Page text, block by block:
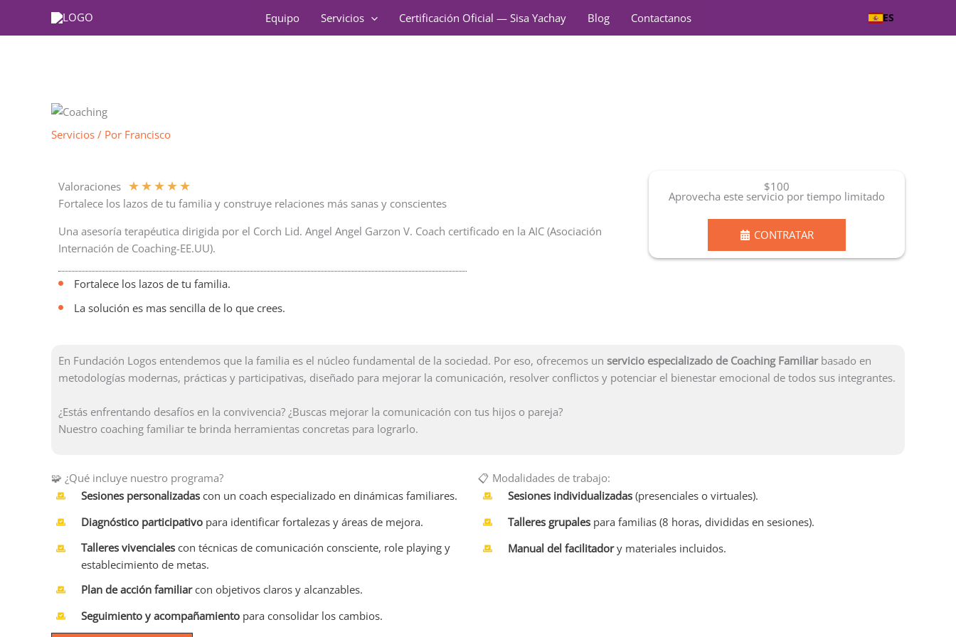
Equipo Servicios Certificación Oficial — Sisa Yachay Blog Contactanos ES
Servicios / Por Francisco
Valoraciones ★★★★★
Fortalece los lazos de tu familia y construye relaciones más sanas y conscientes
Una asesoría terapéutica dirigida por el Corch Lid. Angel Angel Garzon V. Coach certificado en la AIC (Asociación
Internación de Coaching-EE.UU).
Fortalece los lazos de tu familia.
La solución es mas sencilla de lo que crees.
$100
Aprovecha este servicio por tiempo limitado
CONTRATAR
En Fundación Logos entendemos que la familia es el núcleo fundamental de la sociedad. Por eso, ofrecemos un servicio especializado de Coaching Familiarbasado en
metodologías modernas, prácticas y participativas, diseñado para mejorar la comunicación, resolver conflictos y potenciar el bienestar emocional de todos sus integrantes.
¿Estás enfrentando desafíos en la convivencia? ¿Buscas mejorar la comunicación con tus hijos o pareja?
Nuestro coaching familiar te brinda herramientas concretas para lograrlo.
🧩 ¿Qué incluye nuestro programa?
Sesiones personalizadas con un coach especializado en dinámicas familiares.
Diagnóstico participativo para identificar fortalezas y áreas de mejora.
Talleres vivenciales con técnicas de comunicación consciente, role playing y
establecimiento de metas.
Plan de acción familiarcon objetivos claros y alcanzables.
Seguimiento y acompañamiento para consolidar los cambios.
📋 Modalidades de trabajo:
Sesiones individualizadas (presenciales o virtuales).
Talleres grupales para familias (8 horas, divididas en sesiones).
Manual del facilitadory materiales incluidos.